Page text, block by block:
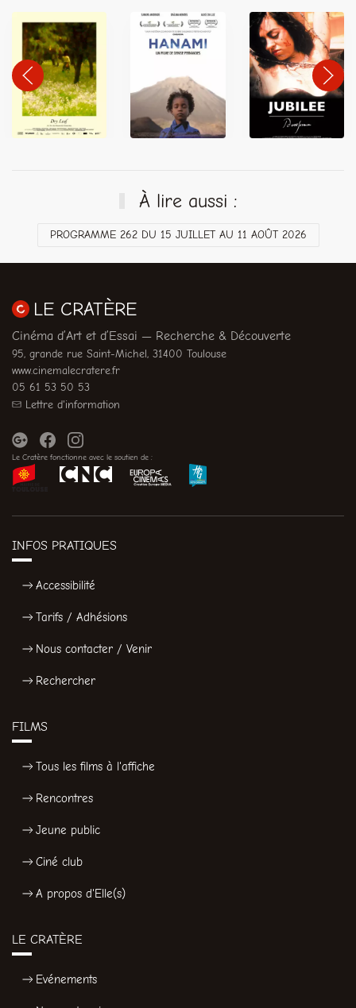
À lire aussi :
PROGRAMME 262 DU 15 JUILLET AU 11 AOÛT 2026
LE CRATÈRE
Cinéma d’Art et d’Essai — Recherche & Découverte
95, grande rue Saint-Michel, 31400 Toulouse
www.cinemalecratere.fr
05 61 53 50 53
Lettre d'information
Le Cratère fonctionne avec le soutien de :
INFOS PRATIQUES
Accessibilité
Tarifs / Adhésions
Nous contacter / Venir
Rechercher
FILMS
Tous les films à l'affiche
Rencontres
Jeune public
Ciné club
A propos d'Elle(s)
LE CRATÈRE
Evénements